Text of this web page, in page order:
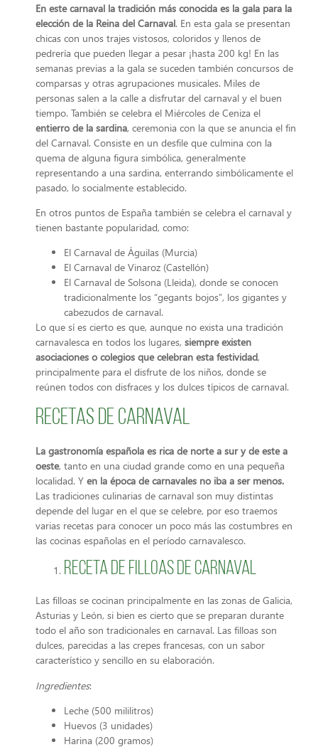
En este carnaval la tradición más conocida es la gala para la
elección de la Reina del Carnaval. En esta gala se presentan
chicas con unos trajes vistosos, coloridos y llenos de
pedrería que pueden llegar a pesar ¡hasta 200 kg! En las
semanas previas a la gala se suceden también concursos de
comparsas y otras agrupaciones musicales. Miles de
personas salen a la calle a disfrutar del carnaval y el buen
tiempo. También se celebra el Miércoles de Ceniza el
entierro de la sardina, ceremonia con la que se anuncia el fin
del Carnaval. Consiste en un desfile que culmina con la
quema de alguna figura simbólica, generalmente
representando a una sardina, enterrando simbólicamente el
pasado, lo socialmente establecido.
En otros puntos de España también se celebra el carnaval y
tienen bastante popularidad, como:
El Carnaval de Águilas (Murcia)
El Carnaval de Vinaroz (Castellón)
El Carnaval de Solsona (Lleida), donde se conocen
tradicionalmente los “gegants bojos”, los gigantes y
cabezudos de carnaval.
Lo que sí es cierto es que, aunque no exista una tradición
carnavalesca en todos los lugares, siempre existen
asociaciones o colegios que celebran esta festividad,
principalmente para el disfrute de los niños, donde se
reúnen todos con disfraces y los dulces típicos de carnaval.
Recetas de carnaval
La gastronomía española es rica de norte a sur y de este a
oeste, tanto en una ciudad grande como en una pequeña
localidad. Y en la época de carnavales no iba a ser menos.
Las tradiciones culinarias de carnaval son muy distintas
depende del lugar en el que se celebre, por eso traemos
varias recetas para conocer un poco más las costumbres en
las cocinas españolas en el período carnavalesco.
Receta de filloas de carnaval
Las filloas se cocinan principalmente en las zonas de Galicia,
Asturias y León, si bien es cierto que se preparan durante
todo el año son tradicionales en carnaval. Las filloas son
dulces, parecidas a las crepes francesas, con un sabor
característico y sencillo en su elaboración.
Ingredientes:
Leche (500 mililitros)
Huevos (3 unidades)
Harina (200 gramos)